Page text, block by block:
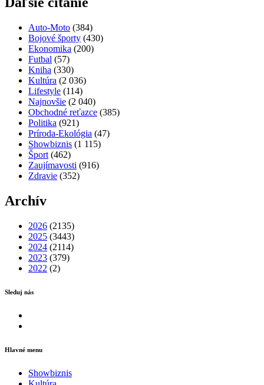
Auto-Moto (384)
Bojové športy (430)
Ekonomika (200)
Futbal (57)
Kniha (330)
Kultúra (2 036)
Lifestyle (114)
Najnovšie (2 040)
Obchodné reťazce (385)
Politika (921)
Príroda-Ekológia (47)
Showbiznis (1 115)
Šport (462)
Zaujímavosti (916)
Zdravie (352)
Archív
2026 (2135)
2025 (3443)
2024 (2114)
2023 (379)
2022 (2)
Sleduj nás
Hlavné menu
Showbiznis